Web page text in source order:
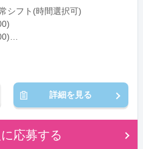
シフト(時間選択可)
詳細を見る
応募する